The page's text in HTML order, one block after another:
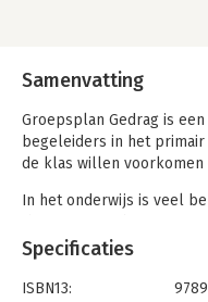
Samenvatting
Groepsplan Gedrag is
begeleiders in het
de klas willen voorkomen
In het onderwijs is veel
het onderwijs
onderzoekspublicaties
en blijven de
Specificaties
ISBN13: